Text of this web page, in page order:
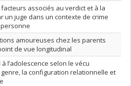
associés au verdict et à la
un juge dans un contexte de crime
amoureuses chez les parents
de vue longitudinal
l’adolescence selon le vécu
genre, la configuration relationnelle et